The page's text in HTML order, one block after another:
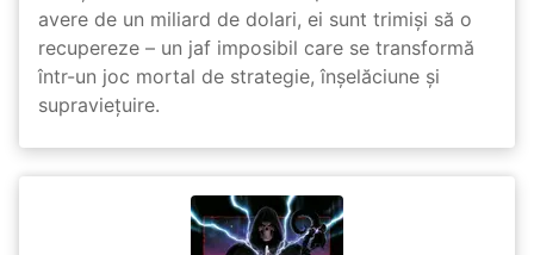
avere de un miliard de dolari, ei sunt trimiși să o
recupereze – un jaf imposibil care se transformă
într-un joc mortal de strategie, înșelăciune și
supraviețuire.